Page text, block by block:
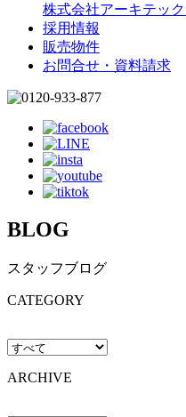
株式会社アーキテッ
採用情報
販売物件
お問合せ・資料請求
BLOG
スタッフブログ
CATEGORY
ARCHIVE